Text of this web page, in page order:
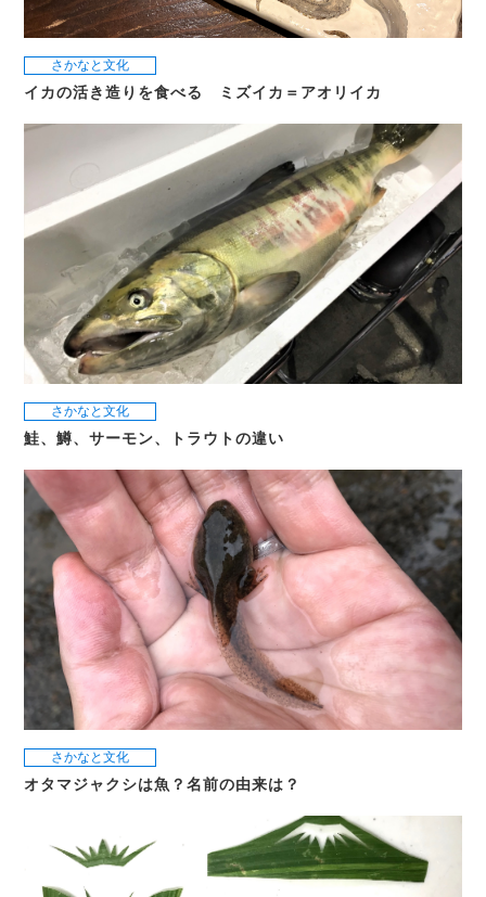
さかなと文化
イカの活き造りを食べる ミズイカ＝アオリイカ
さかなと文化
鮭、鱒、サーモン、トラウトの違い
さかなと文化
オタマジャクシは魚？名前の由来は？